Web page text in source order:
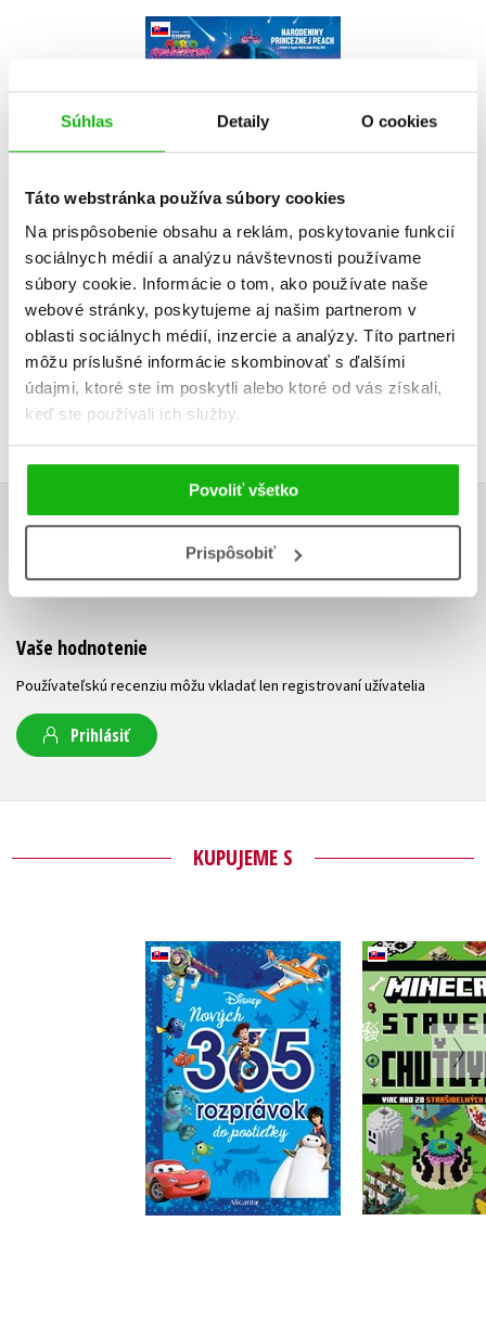
Súhlas Detaily O cookies
Táto webstránka používa súbory cookies
Na prispôsobenie obsahu a reklám, poskytovanie funkcií
sociálnych médií a analýzu návštevnosti používame
súbory cookie. Informácie o tom, ako používate naše
webové stránky, poskytujeme aj našim partnerom v
oblasti sociálnych médií, inzercie a analýzy. Títo partneri
môžu príslušné informácie skombinovať s ďalšími
údajmi, ktoré ste im poskytli alebo ktoré od vás získali,
keď ste používali ich služby.
Povoliť všetko
Prispôsobiť
Super Mario
Galaktický film -
Narodeniny
princeznej Peach
Do košíka
7,64 €
UŽIVATEĽSKÁ RECENZIA
Vaše hodnotenie
Používateľskú recenziu môžu vkladať len registrovaní užívatelia
Prihlásiť
KUPUJEME S
Disney - Nových 365
rozprávok do
postieľky
Kolektiv
Do košíka
15,29 €
Stavebné
Do
9,34